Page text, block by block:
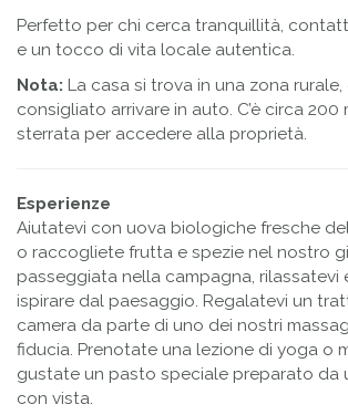
Perfetto per chi cerca tranquillità,
e un tocco di vita locale autentica.
Nota: La casa si trova in una zona rurale,
consigliato arrivare in auto. C’è circa 200
sterrata per accedere alla proprietà.
Esperienze
Aiutatevi con uova biologiche fresche
o raccogliete frutta e spezie nel nostro
passeggiata nella campagna, rilassatevi
ispirare dal paesaggio. Regalatevi un
camera da parte di uno dei nostri
fiducia. Prenotate una lezione di yoga o
gustate un pasto speciale preparato da
con vista.